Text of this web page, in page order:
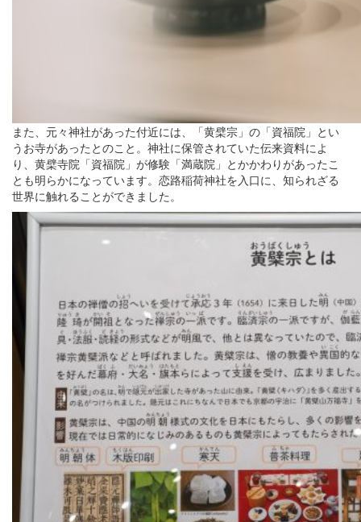
また、元々神社があった付近には、「黄檗宗」の「資福院」とい
うお寺があったとのこと。神社に保管されていた伝来資料によ
り、黄檗寺院「資福院」が修験「満蔵院」とかかわりがあったこ
とも明らかになっています。恋路稲荷神社を入口に、知られざる
世界に触れることができました。